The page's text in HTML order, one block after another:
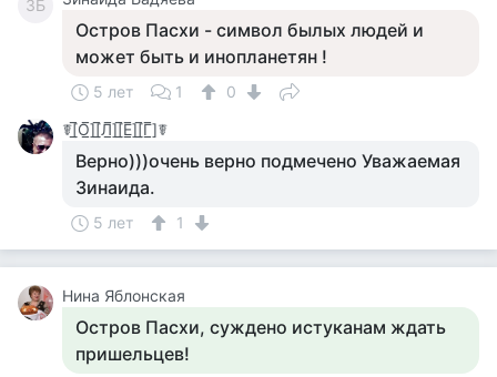
ЗБ
Остров Пасхи - символ былых людей и
может быть и инопланетян !
5 лет 1
0
☤[̲̅О̲̅][̲̅Л̲̅][̲̅Е̲̅][̲̅Г̲̅]☤
Верно)))очень верно подмечено Уважаемая
Зинаида.
5 лет 1
Нина Яблонская
Остров Пасхи, суждено истуканам ждать
пришельцев!